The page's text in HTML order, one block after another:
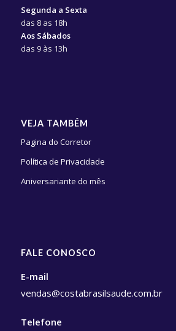
Segunda a Sexta
das 8 as 18h
Aos Sábados
das 9 às 13h
VEJA TAMBÉM
Pagina do Corretor
Política de Privacidade
Aniversariante do mês
FALE CONOSCO
E-mail
vendas@costabrasilsaude.com.br
Telefone